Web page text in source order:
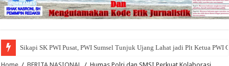
Sikapi SK PWI Pusat, PWI Sumsel Tunjuk Ujang Lahat jadi Plt Ketua PWI